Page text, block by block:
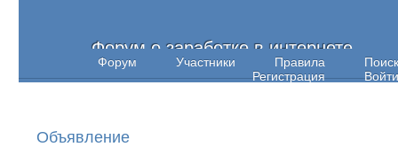
Форум о заработке в интернете
Форум Участники Правила
Поиск
Регистрация
Войти
Объявление